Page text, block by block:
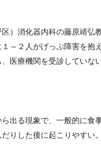
）消化器内科の藤原靖弘
～２人がげっぷ障害を抱
医療機関を受診していな
出る現象で、一般的に食
りした後に起こりやすい